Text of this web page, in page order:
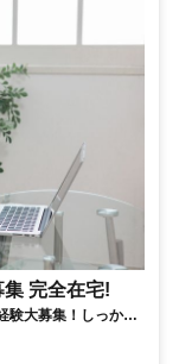
集 完全在宅!
験大募集！しっかり